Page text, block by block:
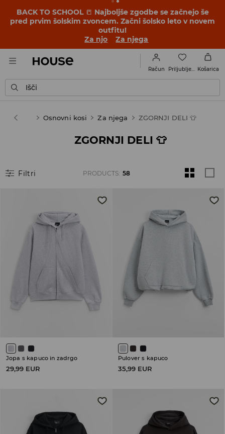
BACK TO SCHOOL 📒 Najboljše zgodbe se začnejo še
pred prvim šolskim zvoncem. Začni šolsko leto v novem
outfitu!
Za njo
Za njega
Račun Košarica
Išči
House Osnovni kosi Za njega ZGORNJI DELI 👕
ZGORNJI DELI 👕
Filtri PRODUCTS: 58
Jopa s kapuco in zadrgo
29,99 EUR
Pulover s kapuco
35,99 EUR